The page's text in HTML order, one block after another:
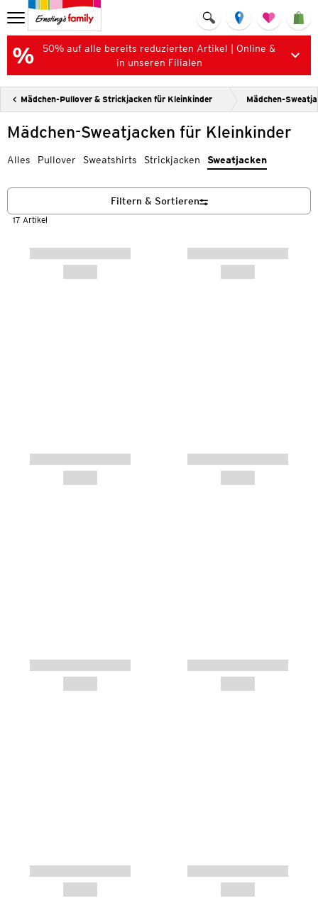
50% auf alle bereits reduzierten Artikel | Online &
in unseren Filialen
Mädchen-Pullover & Strickjacken für Kleinkinder Mädchen-
Mädchen-Sweatjacken für Kleinkinder
Alles Pullover Sweatshirts Strickjacken Sweatjacken
17 Artikel
Filtern & Sortieren